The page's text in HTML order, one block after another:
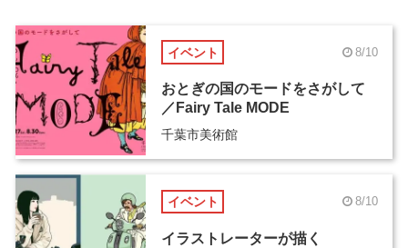
イベント 8/10
おとぎの国のモードをさがして
／Fairy Tale MODE
千葉市美術館
イベント 8/10
イラストレーターが描く